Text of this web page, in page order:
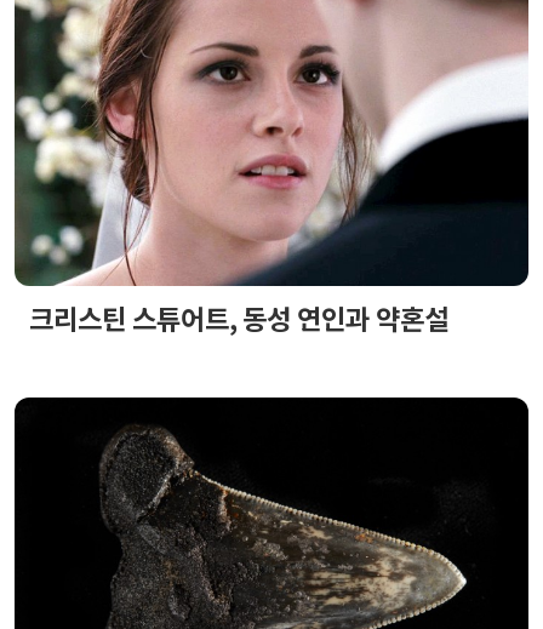
크리스틴 스튜어트, 동성 연인과 약혼설